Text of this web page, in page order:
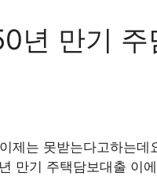
년 만기 주
제는 못받는다고하는데
만기 주택담보대출 이